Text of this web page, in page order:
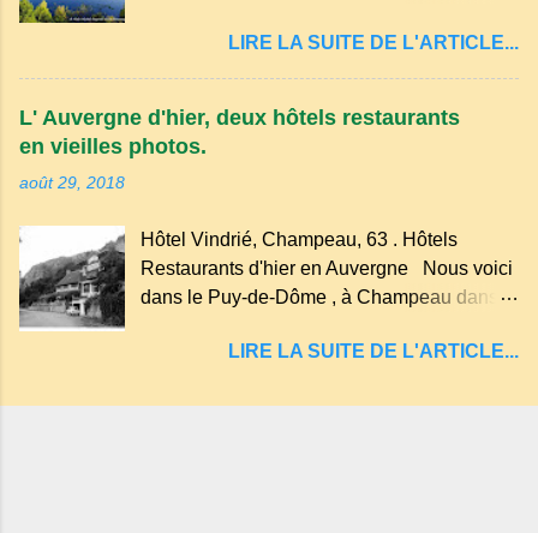
des souvenirs tout cela dans un grand parc
arboré.
d'explosion) rempli d’eau, appelé : le Lac de
Tazenat ou Tazanat, il est le premier et le
plus au nord de la Chaîne des Puys qui en
compte près de soixante. En Auvergne
"sans fond" et en forme d'entonnoir
entraînant vers les entrailles de la terre, les
malheureux qui s'approchaient trop de
LIRE LA SUITE DE L'ARTICLE...
L' Auvergne d'hier, deux hôtels restaurants
en vieilles photos.
août 29, 2018
Hôtel Vindrié, Champeau, 63 . Hôtels
Restaurants d'hier en Auvergne Nous voici
dans le Puy-de-Dôme , à Champeau dans
Servant . L'Hôtel-Restaurant Vindrié était
son jambon de pays et son poulet cocotte,
LIRE LA SUITE DE L'ARTICLE...